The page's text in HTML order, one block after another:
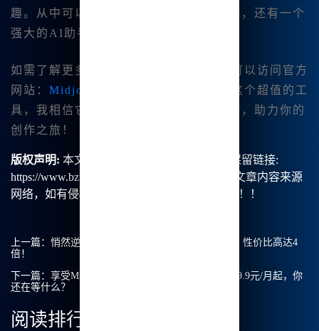
趣。从中可以获得的不仅仅是画图的工具，还有一个
强大的AI助手，帮助我实现各种创意。
如需了解更多关于Midjourney的信息，可以访问官方
网站： Midjourney中文版
。赶快来试试这个超值的工
具，我相信它会给你带来同样美好的体验，助力你的
创作之旅！
版权声明: 本文由【B族智能】原创，转载请保留链接:
https://www.bzu.cn/news/show/2070.html，部分文章内容来源
网络，如有侵权请联系我们删除处理。谢谢！！！
上一篇： 悄然逆袭的Midjourney国内版：9.9元/月起，性价比高达4
倍！
下一篇： 享受Midjourney中文版带来的超低价体验，9.9元/月起，你
还在等什么？
阅读排行